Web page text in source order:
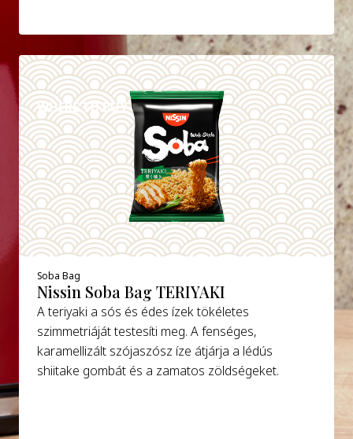
WHERE TO BUY
DETAILS
Soba Bag
Nissin Soba Bag TERIYAKI
A teriyaki a sós és édes ízek tökéletes
szimmetriáját testesíti meg. A fenséges,
karamellizált szójaszósz íze átjárja a lédús
shiitake gombát és a zamatos zöldségeket.